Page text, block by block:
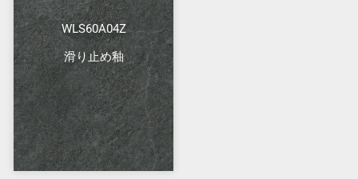
WLS60A04Z
滑り止め釉